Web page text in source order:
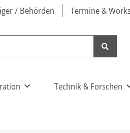
/ Behörden Termine &
Technik & Forschen